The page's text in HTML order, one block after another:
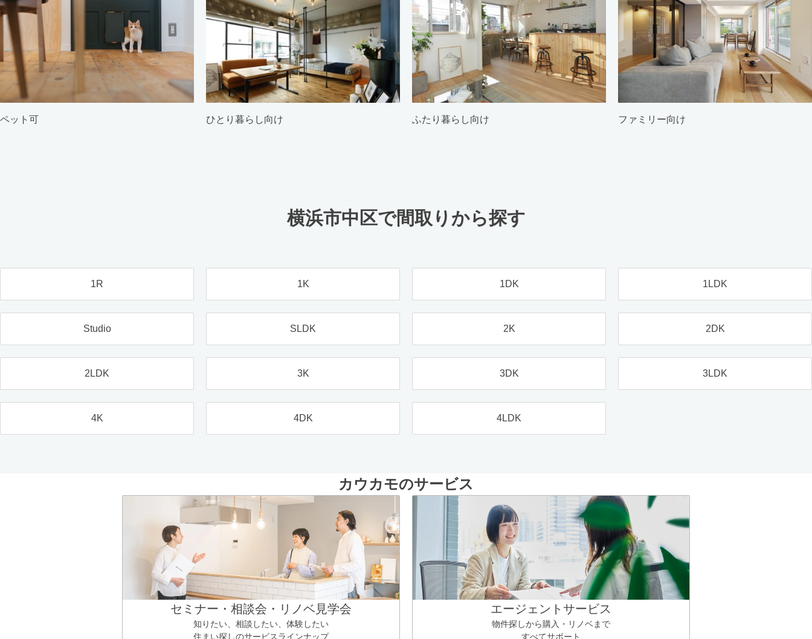
ペット可 ひとり暮らし向け ふたり暮らし向け ファミリー向け
横浜市中区で間取りから探す
1R 1K 1DK 1LDK
Studio SLDK 2K 2DK
2LDK 3K 3DK 3LDK
4K 4DK 4LDK
カウカモのサービス
セミナー・相談会・リノベ見学会
知りたい、相談したい、体験したい
住まい探しのサービスラインナップ
エージェントサービス
物件探しから購入・リノベまで
すべてサポート